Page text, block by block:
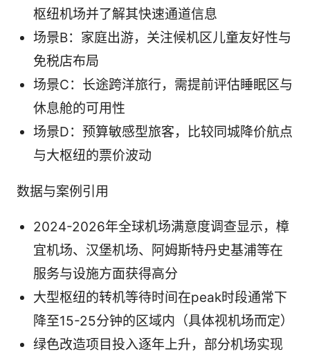
枢纽机场并了解其快速通道信息
场景B：家庭出游，关注候机区儿童友好性与
免税店布局
场景C：长途跨洋旅行，需提前评估睡眠区与
休息舱的可用性
场景D：预算敏感型旅客，比较同城降价航点
与大枢纽的票价波动
数据与案例引用
2024-2026年全球机场满意度调查显示，樟
宜机场、汉堡机场、阿姆斯特丹史基浦等在
服务与设施方面获得高分
大型枢纽的转机等待时间在peak时段通常下
降至15-25分钟的区域内（具体视机场而定）
绿色改造项目投入逐年上升，部分机场实现